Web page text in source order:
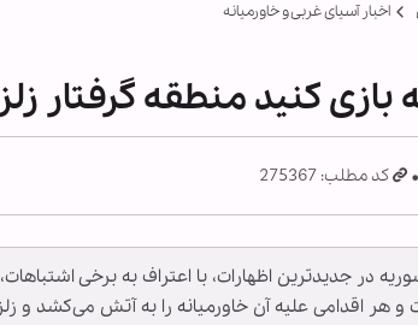
اخبار آسیای غربی و خاورمیانه
بازی کنید منطقه گرفتار
کد مطلب: 275367
در جدیدترین اظهارات، با اعتراف به برخی
هر اقدامی علیه آن خاورمیانه را به آتش می‌کشد و